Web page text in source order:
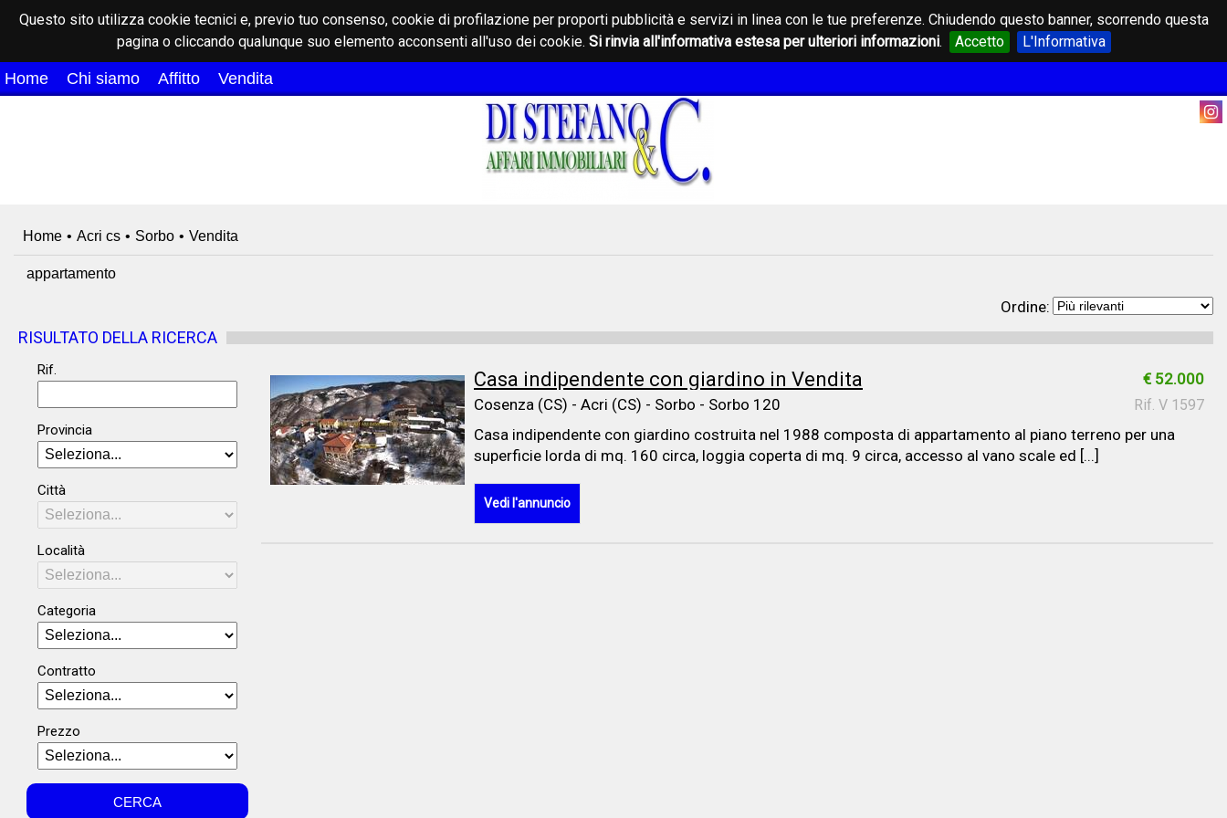
Questo sito utilizza cookie tecnici e, previo tuo consenso, cookie di profilazione per proporti pubblicità e servizi in linea con le tue preferenze. Chiudendo questo banner, scorrendo questa
pagina o cliccando qualunque suo elemento acconsenti all'uso dei cookie. Si rinvia all'informativa estesa per ulteriori informazioni. Accetto L'Informativa
Home Chi siamo Affitto Vendita
Home • Acri cs • Sorbo • Vendita
appartamento
Ordine:
RISULTATO DELLA RICERCA
Rif.
Provincia
Città
Località
Categoria
Contratto
Prezzo
€ 52.000
Rif. V 1597
Casa indipendente con giardino in Vendita
Cosenza (CS) - Acri (CS) - Sorbo - Sorbo 120
Casa indipendente con giardino costruita nel 1988 composta di appartamento al piano terreno per una
superficie lorda di mq. 160 circa, loggia coperta di mq. 9 circa, accesso al vano scale ed [...]
Vedi l'annuncio